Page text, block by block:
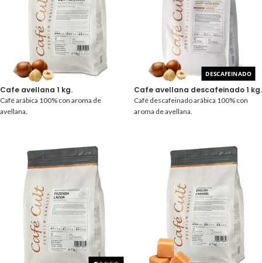
Cafe avellana 1 kg.
Café arábica 100% con aroma de
avellana.
DESCAFEINADO
Cafe avellana descafeinado 1 kg.
Café descafeinado arábica 100% con
aroma de avellana.